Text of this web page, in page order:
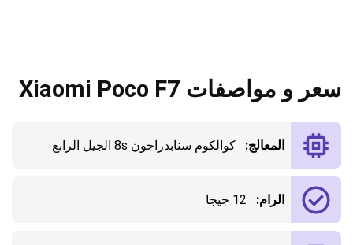
سعر و مواصفات Xiaomi Poco F7
المعالج: كوالكوم سنابدراجون 8s الجيل الرابع
الرام: 12 جيجا